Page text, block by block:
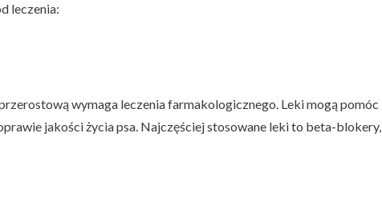
leczenia:
wymaga leczenia farmakologicznego. Leki mogą pomóc
jakości życia psa. Najczęściej stosowane leki to beta-blokery,